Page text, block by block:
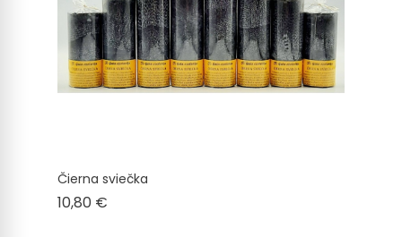
Čierna sviečka
10,80 €